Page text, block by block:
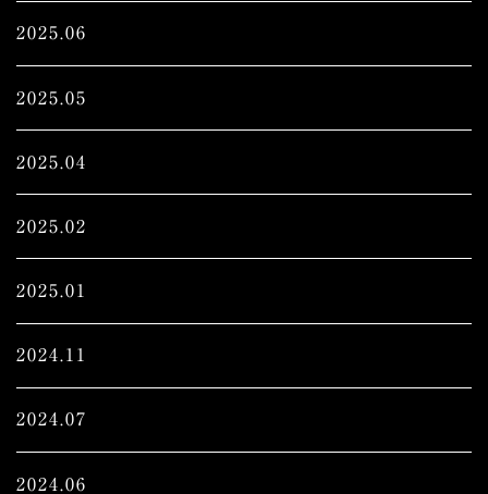
2025.06
2025.05
2025.04
2025.02
2025.01
2024.11
2024.07
2024.06